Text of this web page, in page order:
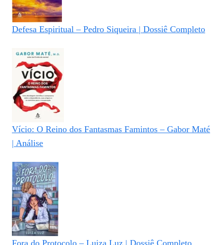
Defesa Espiritual – Pedro Siqueira | Dossiê Completo
Vício: O Reino dos Fantasmas Famintos – Gabor Maté
| Análise
Fora do Protocolo – Luiza Luz | Dossiê Completo